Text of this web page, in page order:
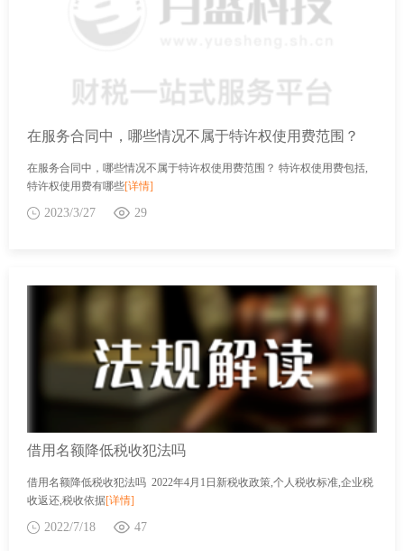
在服务合同中，哪些情况不属于特许权使用费范围？
在服务合同中，哪些情况不属于特许权使用费范围？ 特许权使用费包括,
特许权使用费有哪些[详情]
2023/3/27 29
借用名额降低税收犯法吗
借用名额降低税收犯法吗 2022年4月1日新税收政策,个人税收标准,企业税
收返还,税收依据[详情]
2022/7/18 47